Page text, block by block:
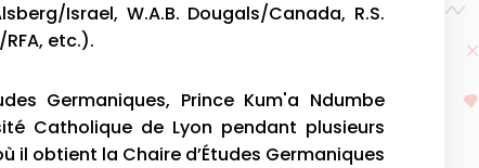
Israel, W.A.B. Dougals/Canada, R.S.
etc.).
Germaniques, Prince Kum'a Ndumbe
Catholique de Lyon pendant plusieurs
il obtient la Chaire d’Études Germaniques